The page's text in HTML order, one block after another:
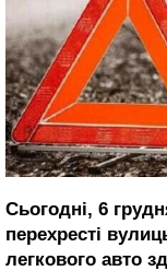
Сьогодні, 6
перехресті
легкового авто